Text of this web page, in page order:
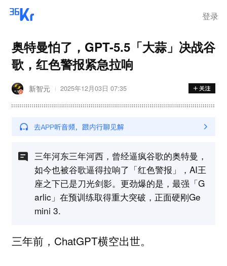
登录
奥特曼怕了，GPT-5.5「大蒜」决战谷
歌，红色警报紧急拉响
新智元 2025年12月03日 07:35
三年河东三年河西，曾经逼疯谷歌的奥特曼，
如今也被谷歌逼得拉响了「红色警报」，AI王
座之下已是刀光剑影。更劲爆的是，最强「G
arlic」在预训练取得重大突破，正面硬刚Ge
mini 3.
三年前，ChatGPT横空出世。